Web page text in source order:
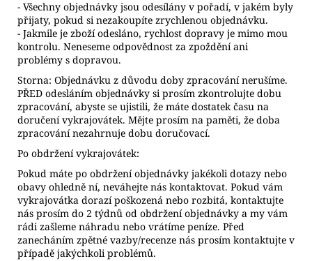
- Všechny objednávky jsou odesílány v pořadí, v jakém byly
přijaty, pokud si nezakoupíte zrychlenou objednávku.
- Jakmile je zboží odesláno, rychlost dopravy je mimo mou
kontrolu. Neneseme odpovědnost za zpoždění ani
problémy s dopravou.
Storna: Objednávku z důvodu doby zpracování nerušíme.
PŘED odesláním objednávky si prosím zkontrolujte dobu
zpracování, abyste se ujistili, že máte dostatek času na
doručení vykrajovátek. Mějte prosím na paměti, že doba
zpracování nezahrnuje dobu doručovací.
Po obdržení vykrajovátek:
Pokud máte po obdržení objednávky jakékoli dotazy nebo
obavy ohledně ní, neváhejte nás kontaktovat. Pokud vám
vykrajovátka dorazí poškozená nebo rozbitá, kontaktujte
nás prosím do 2 týdnů od obdržení objednávky a my vám
rádi zašleme náhradu nebo vrátíme peníze. Před
zanecháním zpětné vazby/recenze nás prosím kontaktujte v
případě jakýchkoli problémů.